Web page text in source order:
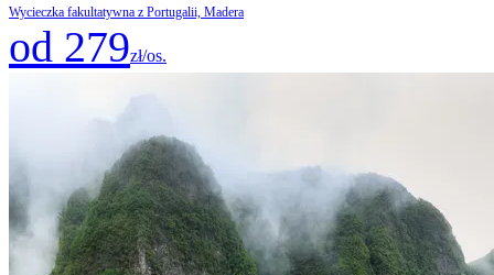
Wycieczka fakultatywna z Portugalii, Madera
od 279zł/os.